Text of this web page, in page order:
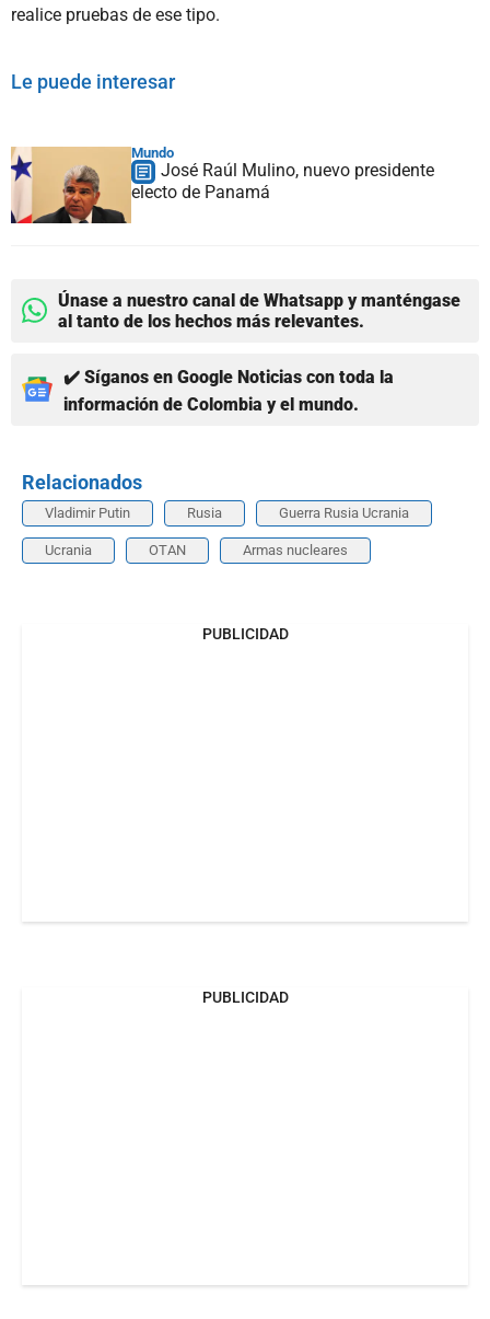
realice pruebas de ese tipo.
Le puede interesar
Mundo
José Raúl Mulino, nuevo presidente
electo de Panamá
Únase a nuestro canal de Whatsapp y manténgase
al tanto de los hechos más relevantes.
✔️ Síganos en Google Noticias con toda la
información de Colombia y el mundo.
Relacionados
Vladimir Putin Rusia Guerra Rusia Ucrania
Ucrania OTAN Armas nucleares
PUBLICIDAD
PUBLICIDAD